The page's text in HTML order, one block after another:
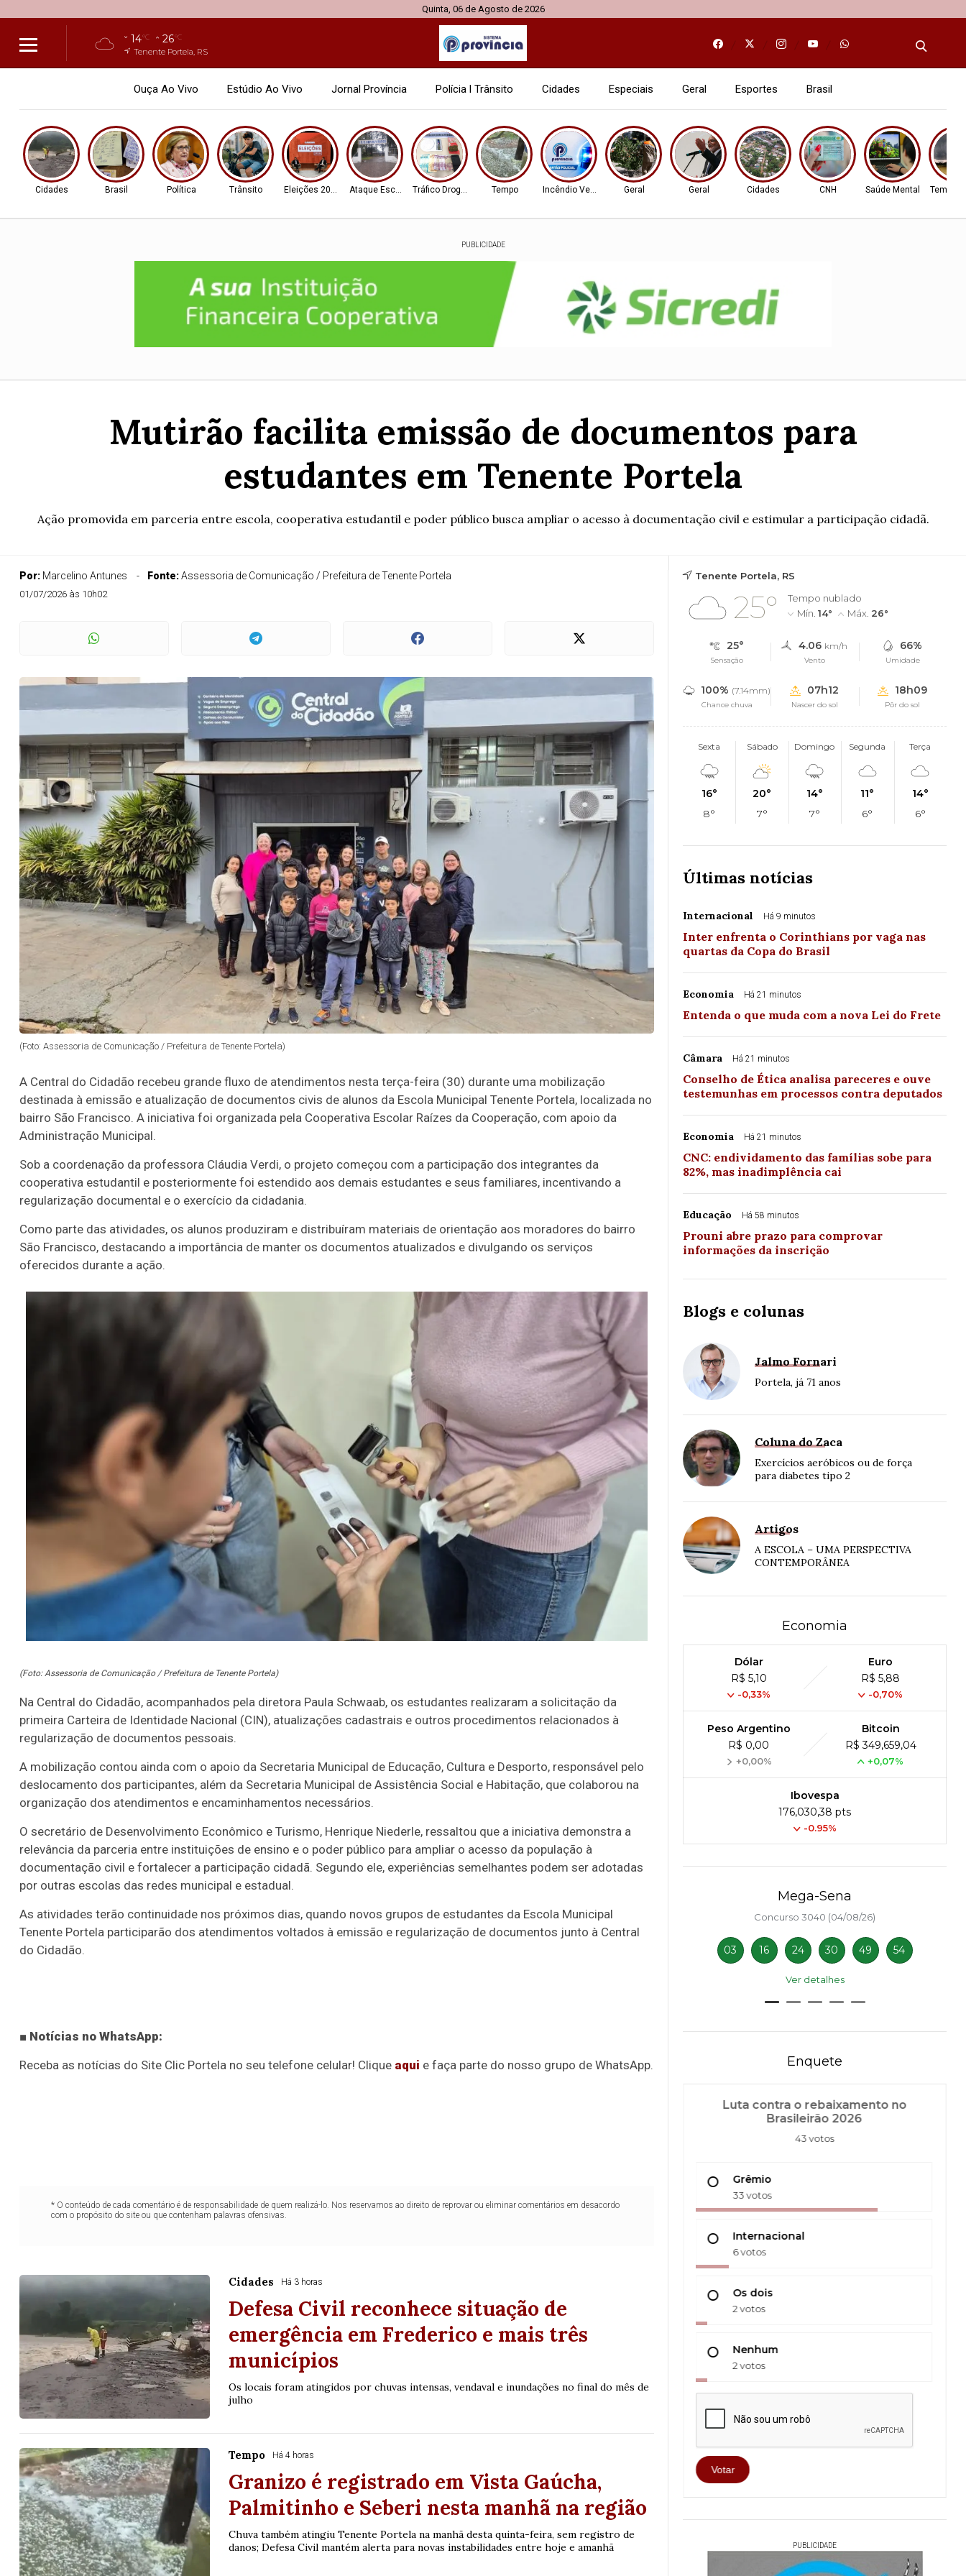
Quinta, 06 de Agosto de 2026
14°C 26°C
Tenente Portela, RS
Ouça Ao Vivo Estúdio Ao Vivo Jornal Província Polícia l Trânsito Cidades Especiais Geral Esportes Brasil
Cidades Brasil Política Trânsito Eleições 2026 Ataque Escolar Tráfico Drogas Tempo Incêndio Veicular Geral Geral Cidades CNH Saúde Mental Tempo
PUBLICIDADE
Mutirão facilita emissão de documentos para
estudantes em Tenente Portela
Ação promovida em parceria entre escola, cooperativa estudantil e poder público busca ampliar o acesso à documentação civil e estimular a participação cidadã.
Por: Marcelino Antunes Fonte:Assessoria de Comunicação / Prefeitura de Tenente Portela
01/07/2026 às 10h02
(Foto: Assessoria de Comunicação / Prefeitura de Tenente Portela)
A Central do Cidadão recebeu grande fluxo de atendimentos nesta terça-feira (30) durante uma mobilização
destinada à emissão e atualização de documentos civis de alunos da Escola Municipal Tenente Portela, localizada no
bairro São Francisco. A iniciativa foi organizada pela Cooperativa Escolar Raízes da Cooperação, com apoio da
Administração Municipal.
Sob a coordenação da professora Cláudia Verdi, o projeto começou com a participação dos integrantes da
cooperativa estudantil e posteriormente foi estendido aos demais estudantes e seus familiares, incentivando a
regularização documental e o exercício da cidadania.
Como parte das atividades, os alunos produziram e distribuíram materiais de orientação aos moradores do bairro
São Francisco, destacando a importância de manter os documentos atualizados e divulgando os serviços
oferecidos durante a ação.
(Foto: Assessoria de Comunicação / Prefeitura de Tenente Portela)
Na Central do Cidadão, acompanhados pela diretora Paula Schwaab, os estudantes realizaram a solicitação da
primeira Carteira de Identidade Nacional (CIN), atualizações cadastrais e outros procedimentos relacionados à
regularização de documentos pessoais.
A mobilização contou ainda com o apoio da Secretaria Municipal de Educação, Cultura e Desporto, responsável pelo
deslocamento dos participantes, além da Secretaria Municipal de Assistência Social e Habitação, que colaborou na
organização dos atendimentos e encaminhamentos necessários.
O secretário de Desenvolvimento Econômico e Turismo, Henrique Niederle, ressaltou que a iniciativa demonstra a
relevância da parceria entre instituições de ensino e o poder público para ampliar o acesso da população à
documentação civil e fortalecer a participação cidadã. Segundo ele, experiências semelhantes podem ser adotadas
por outras escolas das redes municipal e estadual.
As atividades terão continuidade nos próximos dias, quando novos grupos de estudantes da Escola Municipal
Tenente Portela participarão dos atendimentos voltados à emissão e regularização de documentos junto à Central
do Cidadão.
■ Notícias no WhatsApp:
Receba as notícias do Site Clic Portela no seu telefone celular! Clique aqui e faça parte do nosso grupo de WhatsApp.
* O conteúdo de cada comentário é de responsabilidade de quem realizá-lo. Nos reservamos ao direito de reprovar ou eliminar comentários em desacordo
com o propósito do site ou que contenham palavras ofensivas.
Cidades Há 3 horas
Defesa Civil reconhece situação de
emergência em Frederico e mais três
municípios
Os locais foram atingidos por chuvas intensas, vendaval e inundações no final do mês de
julho
Tempo Há 4 horas
Granizo é registrado em Vista Gaúcha,
Palmitinho e Seberi nesta manhã na região
Chuva também atingiu Tenente Portela na manhã desta quinta-feira, sem registro de
danos; Defesa Civil mantém alerta para novas instabilidades entre hoje e amanhã
Tenente Portela, RS
25°
Tempo nublado
Mín. 14° Máx. 26°
25°
Sensação
4.06 km/h
Vento
66%
Umidade
100% (7.14mm)
Chance chuva
07h12
Nascer do sol
18h09
Pôr do sol
Sexta
16°
8°
Sábado
20°
7°
Domingo
14°
7°
Segunda
11°
6°
Terça
14°
6°
Últimas notícias
Internacional Há 9 minutos
Inter enfrenta o Corinthians por vaga nas
quartas da Copa do Brasil
Economia Há 21 minutos
Entenda o que muda com a nova Lei do Frete
Câmara Há 21 minutos
Conselho de Ética analisa pareceres e ouve
testemunhas em processos contra deputados
Economia Há 21 minutos
CNC: endividamento das famílias sobe para
82%, mas inadimplência cai
Educação Há 58 minutos
Prouni abre prazo para comprovar
informações da inscrição
Blogs e colunas
Jalmo Fornari
Portela, já 71 anos
Coluna do Zaca
Exercícios aeróbicos ou de força
para diabetes tipo 2
Artigos
A ESCOLA – UMA PERSPECTIVA
CONTEMPORÂNEA
Economia
Dólar
R$ 5,10
-0,33%
Euro
R$ 5,88
-0,70%
Peso Argentino
R$ 0,00
+0,00%
Bitcoin
R$ 349,659,04
+0,07%
Ibovespa
176,030,38 pts
-0.95%
3754 (05/08/26)
05 07
detalhes
Concurso 2959 (05/08/26) Concurso 2992 (05/08/26)
Mega-Sena
Concurso 3040 (04/08/26)
03 16 24 30 49 54
Ver detalhes
Enquete
Luta contra o rebaixamento no
Brasileirão 2026
43 votos
Grêmio
33 votos
Internacional
6 votos
Os dois
2 votos
Nenhum
2 votos
Votar
PUBLICIDADE